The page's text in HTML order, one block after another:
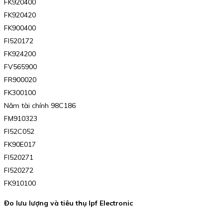
FK920400
FK920420
FK900400
FI520172
FK924200
FV565900
FR900020
FK300100
Năm tài chính 98C186
FM910323
FI52C052
FK90E017
FI520271
FI520272
FK910100
Đo lưu lượng và tiêu thụ Ipf Electronic